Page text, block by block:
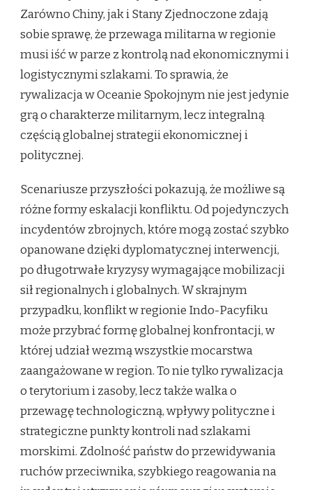
Zarówno Chiny, jak i Stany Zjednoczone zdają
sobie sprawę, że przewaga militarna w regionie
musi iść w parze z kontrolą nad ekonomicznymi i
logistycznymi szlakami. To sprawia, że
rywalizacja w Oceanie Spokojnym nie jest jedynie
grą o charakterze militarnym, lecz integralną
częścią globalnej strategii ekonomicznej i
politycznej.
Scenariusze przyszłości pokazują, że możliwe są
różne formy eskalacji konfliktu. Od pojedynczych
incydentów zbrojnych, które mogą zostać szybko
opanowane dzięki dyplomatycznej interwencji,
po długotrwałe kryzysy wymagające mobilizacji
sił regionalnych i globalnych. W skrajnym
przypadku, konflikt w regionie Indo-Pacyfiku
może przybrać formę globalnej konfrontacji, w
której udział wezmą wszystkie mocarstwa
zaangażowane w region. To nie tylko rywalizacja
o terytorium i zasoby, lecz także walka o
przewagę technologiczną, wpływy polityczne i
strategiczne punkty kontroli nad szlakami
morskimi. Zdolność państw do przewidywania
ruchów przeciwnika, szybkiego reagowania na